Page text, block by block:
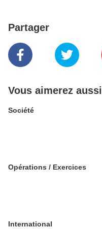
Partager
Vous aimerez aussi
Société
Opérations / Exercices
International